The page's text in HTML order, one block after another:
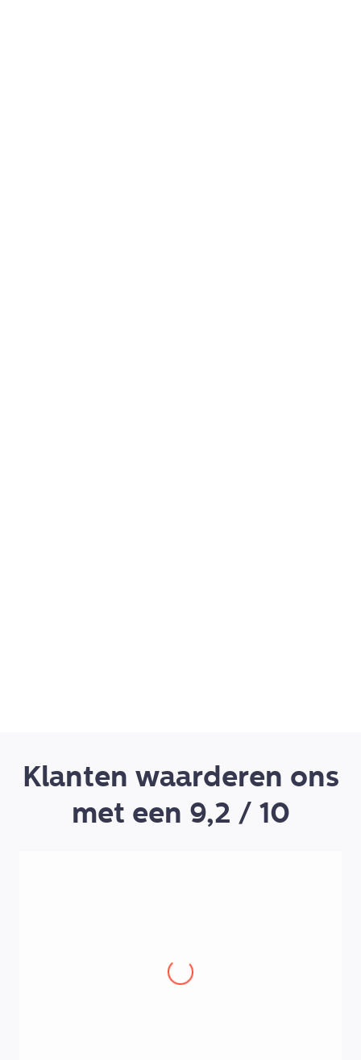
Klanten waarderen ons
met een 9,2 / 10
die vanuit Ceyont erbij komt zijn
Uitstekende service, goed